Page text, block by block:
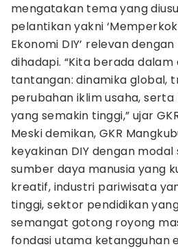
mengatakan tema yang
pelantikan yakni
Ekonomi DIY’ relevan
dihadapi. “Kita berada
tantangan: dinamika global,
perubahan iklim usaha,
yang semakin tinggi,” ujar
Meski demikan, GKR
keyakinan DIY dengan modal
sumber daya manusia yang
kreatif, industri pariwisata
tinggi, sektor pendidikan
semangat gotong royong
fondasi utama ketangguhan